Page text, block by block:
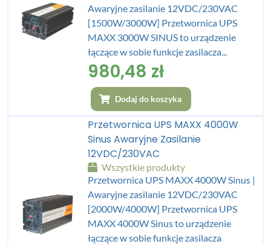
Awaryjne zasilanie 12VDC/230VAC
[1500W/3000W] Przetwornica UPS
MAXX 3000W SINUS to urządzenie
łączące w sobie funkcje zasilacza...
980,48 zł
Dodaj do koszyka
Przetwornica UPS MAXX 4000W
Sinus Awaryjne Zasilanie
12VDC/230VAC
Wszystkie produkty
Przetwornica UPS MAXX 4000W Sinus |
Awaryjne zasilanie 12VDC/230VAC
[2000W/4000W] Przetwornica UPS
MAXX 4000W Sinus to urządzenie
łączące w sobie funkcje zasilacza